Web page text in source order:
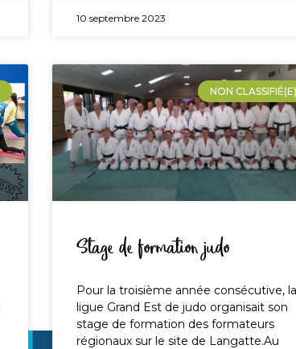
10 septembre 2023
NON CLASSIFIÉ(E)
Stage de formation judo
Pour la troisième année consécutive, la
ligue Grand Est de judo organisait son
stage de formation des formateurs
régionaux sur le site de Langatte.Au